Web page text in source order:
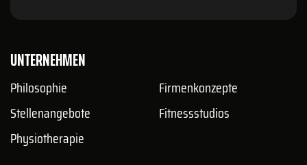
UNTERNEHMEN
Philosophie
Stellenangebote
Physiotherapie
Firmenkonzepte
Fitnessstudios